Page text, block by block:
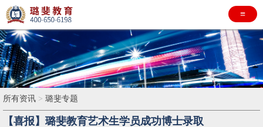
≡
所有资讯 > 璐斐专题
【喜报】璐斐教育艺术生学员成功博士录取